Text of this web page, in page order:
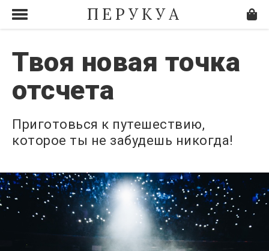
ПЕРУКУА
Твоя новая точка
отсчета
Приготовься к путешествию,
которое ты не забудешь никогда!